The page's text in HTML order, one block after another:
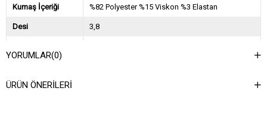
Kumaş İçeriği %82 Polyester %15 Viskon %3 Elastan
Desi 3,8
Asorti Bilgisi
YORUMLAR(0)
ÜRÜN ÖNERILERI